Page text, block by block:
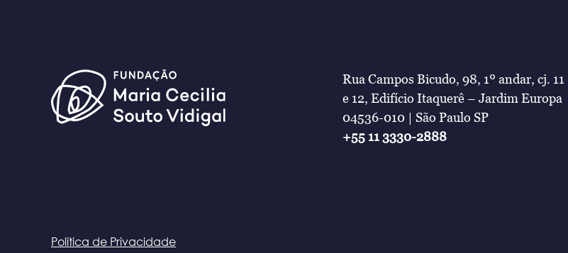
Rua Campos Bicudo, 98, 1º andar, cj. 11
e 12, Edifício Itaquerê – Jardim Europa
04536-010 | São Paulo SP
+55 11 3330-2888
Política de Privacidade